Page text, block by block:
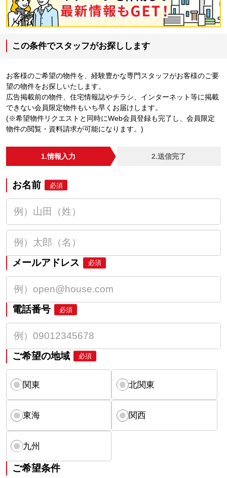
この条件でスタッフがお探しします
お客様のご希望の物件を、経験豊かな専門スタッフがお客様のご要
望の物件をお探しいたします。
広告掲載前の物件、住宅情報誌やチラシ、インターネット等に掲載
できない会員限定物件もいち早くお届けします。
(※希望物件リクエストと同時にWeb会員登録も完了し、会員限定
物件の閲覧・資料請求が可能になります。)
1.情報入力 2.送信完了
お名前 必須
メールアドレス 必須
電話番号 必須
ご希望の地域 必須
関東 北関東
東海 関西
九州
ご希望条件